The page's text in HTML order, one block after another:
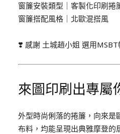
窗簾安裝類型｜客製化印刷
窗簾搭配風格｜北歐混搭風
❣️ 感謝 土城趙小姐 選用
來圖印刷出專屬
外型時尚俐落的捲簾，向來是
布料，均能呈現出典雅摩登的